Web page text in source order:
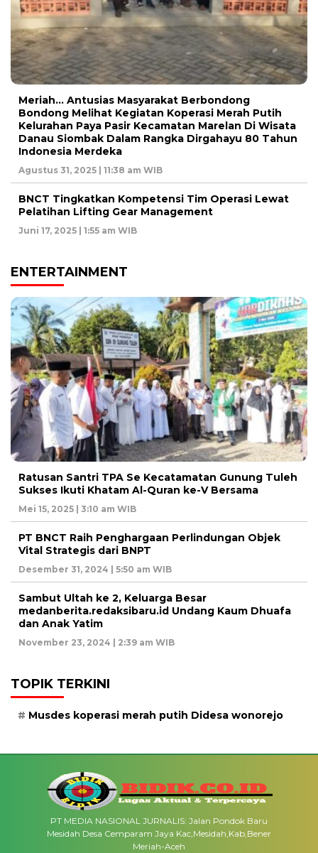
Meriah… Antusias Masyarakat Berbondong
Bondong Melihat Kegiatan Koperasi Merah Putih
Kelurahan Paya Pasir Kecamatan Marelan Di Wisata
Danau Siombak Dalam Rangka Dirgahayu 80 Tahun
Indonesia Merdeka
Agustus 31, 2025 | 11:38 am WIB
BNCT Tingkatkan Kompetensi Tim Operasi Lewat
Pelatihan Lifting Gear Management
Juni 17, 2025 | 1:55 am WIB
ENTERTAINMENT
Ratusan Santri TPA Se Kecatamatan Gunung Tuleh
Sukses Ikuti Khatam Al-Quran ke-V Bersama
Mei 15, 2025 | 3:10 am WIB
PT BNCT Raih Penghargaan Perlindungan Objek
Vital Strategis dari BNPT
Desember 31, 2024 | 5:50 am WIB
Sambut Ultah ke 2, Keluarga Besar
medanberita.redaksibaru.id Undang Kaum Dhuafa
dan Anak Yatim
November 23, 2024 | 2:39 am WIB
TOPIK TERKINI
Musdes koperasi merah putih Didesa wonorejo
PT MEDIA NASIONAL JURNALIS: Jalan Pondok Baru
Mesidah Desa Cemparam Jaya Kac,Mesidah,Kab,Bener
Meriah-Aceh